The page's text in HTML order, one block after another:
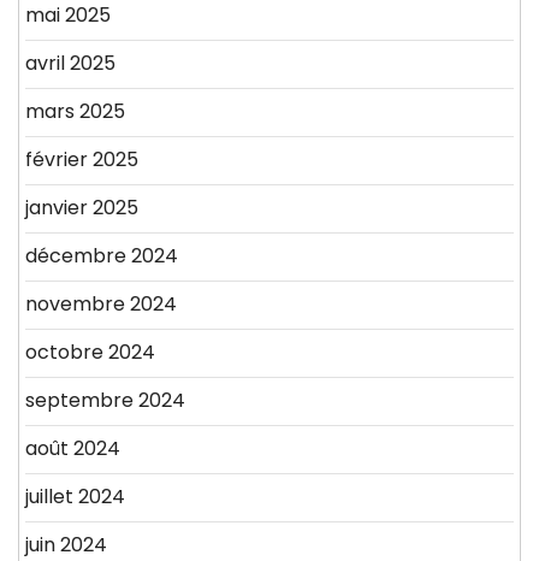
mai 2025
avril 2025
mars 2025
février 2025
janvier 2025
décembre 2024
novembre 2024
octobre 2024
septembre 2024
août 2024
juillet 2024
juin 2024